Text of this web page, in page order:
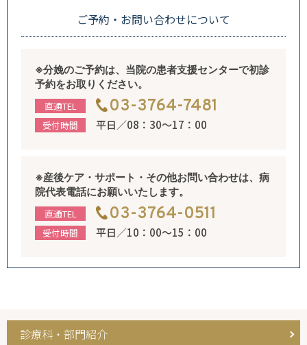
ご予約・お問い合わせについて
※分娩のご予約は、当院の患者支援センターで初診
予約をお取りください。
直通TEL
03-3764-7481
受付時間 平日／08：30～17：00
※産後ケア・サポート・その他お問い合わせは、病
院代表電話にお願いいたします。
直通TEL
03-3764-0511
受付時間 平日／10：00～15：00
診療科・部門紹介